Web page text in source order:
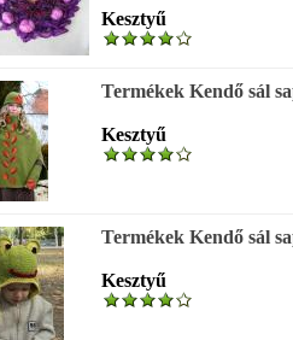
Kesztyű
Termékek Kendő sál
Kesztyű
Termékek Kendő sál
Kesztyű